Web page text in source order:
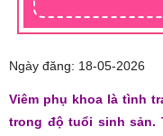
Ngày đăng: 18-05-2026
Viêm phụ khoa là tình
trong độ tuổi sinh sản.